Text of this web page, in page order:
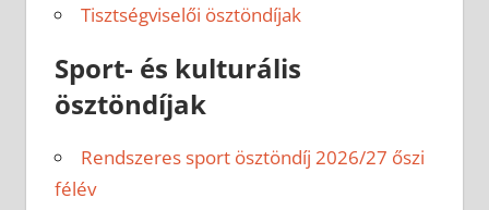
Tisztségviselői ösztöndíjak
Sport- és kulturális
ösztöndíjak
Rendszeres sport ösztöndíj 2026/27 őszi
félév